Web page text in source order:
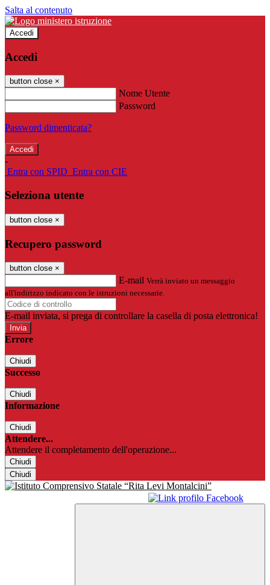
Salta al contenuto
Accedi
Accedi
button close ×
Nome Utente
Password
Password dimenticata?
-
Entra con SPID Entra con CIE
Seleziona utente
button close ×
Recupero password
button close ×
E-mail Verrà inviato un messaggio
all'indirizzo indicato con le istruzioni necessarie.
E-mail inviata, si prega di controllare la casella di posta elettronica!
Errore
Chiudi
Successo
Chiudi
Informazione
Chiudi
Attendere...
Attendere il completamento dell'operazione...
Chiudi
Chiudi